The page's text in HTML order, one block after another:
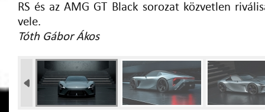
RS és az AMG GT Black sorozat közvetlen
vele.
Tóth Gábor Ákos